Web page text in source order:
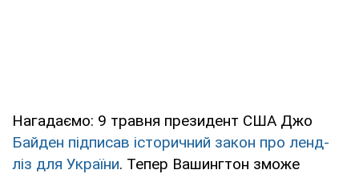
Нагадаємо: 9 травня президент США Джо
Байден підписав історичний закон про ленд-
ліз для України. Тепер Вашингтон зможе